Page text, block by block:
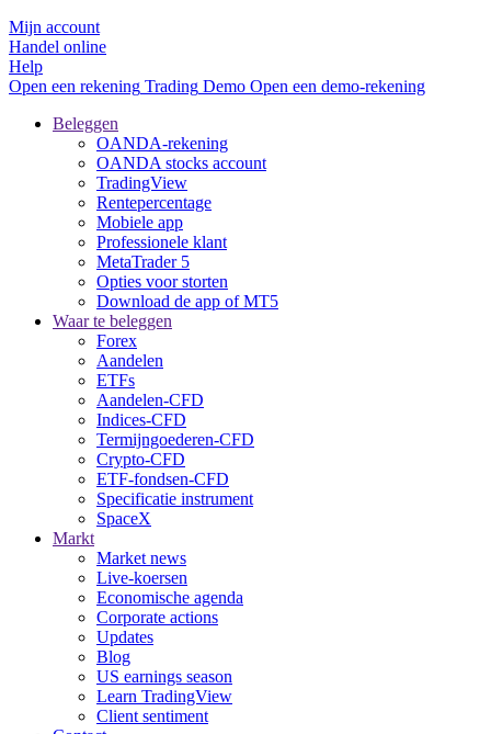
Mijn account
Handel online
Help
Open een rekening Trading Demo Open een demo-rekening
Beleggen
OANDA-rekening
OANDA stocks account
TradingView
Rentepercentage
Mobiele app
Professionele klant
MetaTrader 5
Opties voor storten
Download de app of MT5
Waar te beleggen
Forex
Aandelen
ETFs
Aandelen-CFD
Indices-CFD
Termijngoederen-CFD
Crypto-CFD
ETF-fondsen-CFD
Specificatie instrument
SpaceX
Markt
Market news
Live-koersen
Economische agenda
Corporate actions
Updates
Blog
US earnings season
Learn TradingView
Client sentiment